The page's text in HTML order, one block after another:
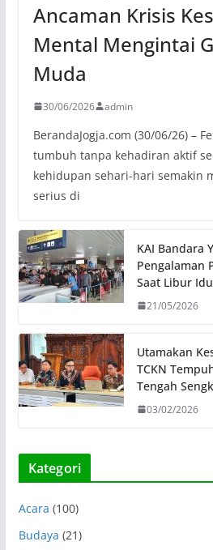
Ancaman Krisis
Mental Mengintai
Muda
30/06/2026 admin
BerandaJogja.com (30/06/26) –
tumbuh tanpa kehadiran aktif
kehidupan sehari-hari semakin
serius di
KAI Bandara
Pengalaman
Saat Libur
21/05/2026
Utamakan
TCKN
Tengah
03/02/2026
Kategori
Acara (100)
Budaya (21)